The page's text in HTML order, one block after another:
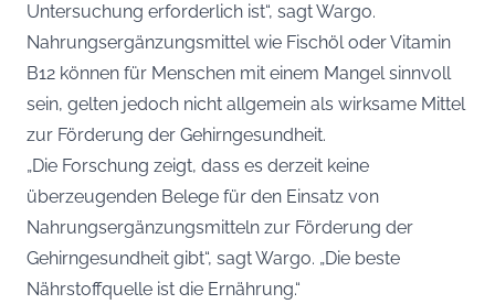
Untersuchung erforderlich ist“, sagt Wargo.
Nahrungsergänzungsmittel wie Fischöl oder Vitamin
B12 können für Menschen mit einem Mangel sinnvoll
sein, gelten jedoch nicht allgemein als wirksame Mittel
zur Förderung der Gehirngesundheit.
„Die Forschung zeigt, dass es derzeit keine
überzeugenden Belege für den Einsatz von
Nahrungsergänzungsmitteln zur Förderung der
Gehirngesundheit gibt“, sagt Wargo. „Die beste
Nährstoffquelle ist die Ernährung.“